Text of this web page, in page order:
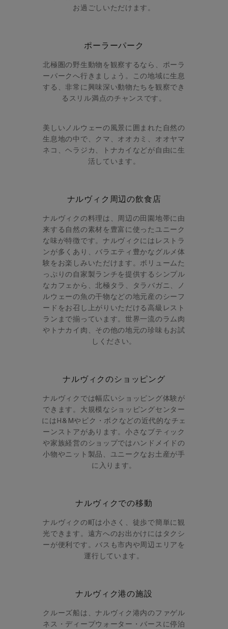
お過ごしいただけます。
ポーラーパーク
北極圏の野生動物を観察するなら、ポーラ
ーパークへ行きましょう。この地域に生息
する、非常に興味深い動物たちを観察でき
るスリル満点のチャンスです。
美しいノルウェーの風景に囲まれた自然の
生息地の中で、クマ、オオカミ、オオヤマ
ネコ、ヘラジカ、トナカイなどが自由に生
活しています。
ナルヴィク周辺の飲食店
ナルヴィクの料理は、周辺の田園地帯に由
来する自然の素材を豊富に使ったユニーク
な味が特徴です。ナルヴィクにはレストラ
ンが多くあり、バラエティ豊かなグルメ体
験をお楽しみいただけます。ボリュームた
っぷりの自家製ランチを提供するシンプル
なカフェから、北極タラ、タラバガニ、ノ
ルウェーの魚の干物などの地元産のシーフ
ードをお召し上がりいただける高級レスト
ランまで揃っています。世界一流のラム肉
やトナカイ肉、その他の地元の珍味もお試
しください。
ナルヴィクのショッピング
ナルヴィクでは幅広いショッピング体験が
できます。大規模なショッピングセンター
にはH&Mやビク・ボクなどの近代的なチェ
ーンストアがあります。小さなブティック
や家族経営のショップではハンドメイドの
小物やニット製品、ユニークなお土産が手
に入ります。
ナルヴィクでの移動
ナルヴィクの町は小さく、徒歩で簡単に観
光できます。遠方へのお出かけにはタクシ
ーが便利です。バスも市内や周辺エリアを
運行しています。
ナルヴィク港の施設
クルーズ船は、ナルヴィク港内のファゲル
ネス・ディープウォーター・バースに停泊